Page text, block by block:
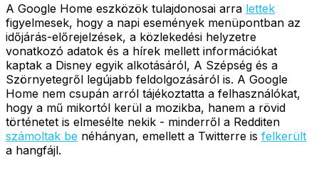
A Google Home eszközök tulajdonosai arra lettek
figyelmesek, hogy a napi események menüpontban az
időjárás-előrejelzések, a közlekedési helyzetre
vonatkozó adatok és a hírek mellett információkat
kaptak a Disney egyik alkotásáról, A Szépség és a
Szörnyetegről legújabb feldolgozásáról is. A Google
Home nem csupán arról tájékoztatta a felhasználókat,
hogy a mű mikortól kerül a mozikba, hanem a rövid
történetet is elmesélte nekik - minderről a Redditen
számoltak be néhányan, emellett a Twitterre is felkerült
a hangfájl.